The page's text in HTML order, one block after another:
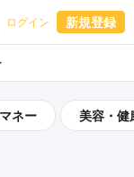
ログイン 新規登録
マネー 美容・健